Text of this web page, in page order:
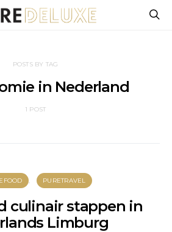
POSTS BY TAG
in Nederland
1 POST
PURETRAVEL
culinair stappen in
Limburg